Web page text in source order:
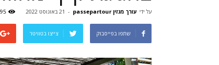
על ידי עורך מגזין passepartour - 21 באוגוסט 2022
שתפו בפייסבוק צייצו בטוויטר